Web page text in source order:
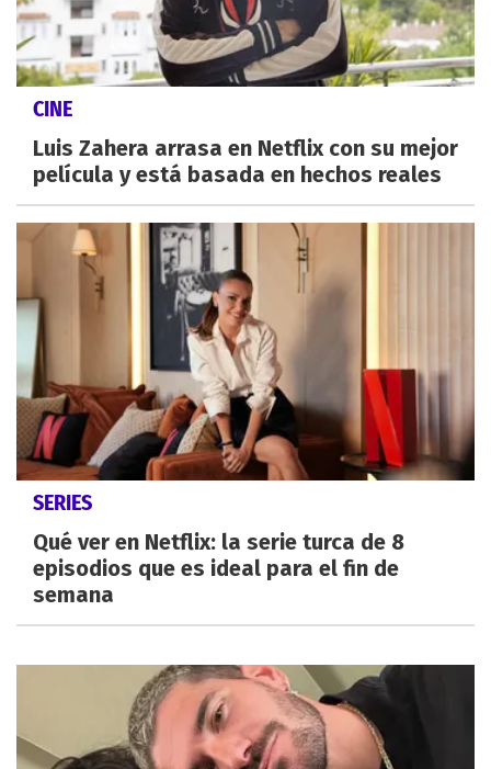
CINE
Luis Zahera arrasa en Netflix con su mejor
película y está basada en hechos reales
SERIES
Qué ver en Netflix: la serie turca de 8
episodios que es ideal para el fin de
semana